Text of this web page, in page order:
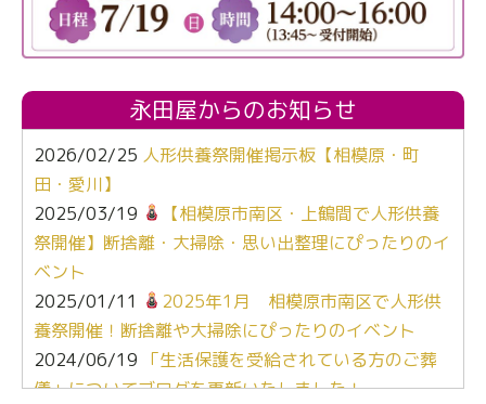
永田屋からのお知らせ
2026/02/25 人形供養祭開催掲示板【相模原・町
田・愛川】
2025/03/19
【相模原市南区・上鶴間で人形供養
祭開催】断捨離・大掃除・思い出整理にぴったりのイ
ベント
2025/01/11
2025年1月 相模原市南区で人形供
養祭開催！断捨離や大掃除にぴったりのイベント
2024/06/19 「生活保護を受給されている方のご葬
儀」についてブログを更新いたしました！